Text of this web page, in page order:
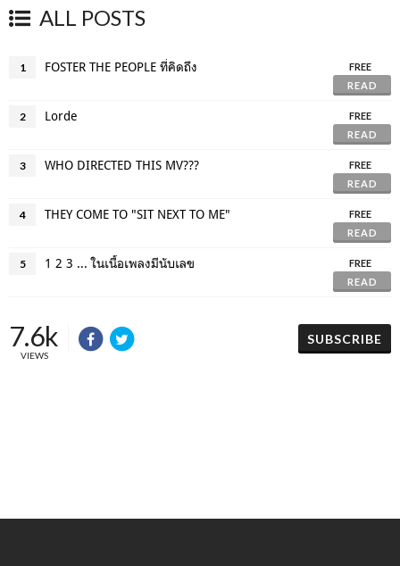
ALL POSTS
1 FOSTER THE PEOPLE ที่คิดถึง
FREE
READ
2 Lorde
FREE
READ
3 WHO DIRECTED THIS MV???
FREE
READ
4 THEY COME TO "SIT NEXT TO ME"
FREE
READ
5 1 2 3 ... ในเนื้อเพลงมีนับเลข
FREE
READ
7.6k
VIEWS
SUBSCRIBE